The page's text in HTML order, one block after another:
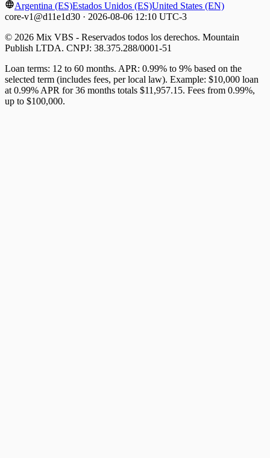
Argentina (ES)Estados Unidos (ES)United States (EN)
core-v1@d11e1d30 · 2026-08-06 12:10 UTC-3
© 2026 Mix VBS - Reservados todos los derechos. Mountain
Publish LTDA. CNPJ: 38.375.288/0001-51
Loan terms: 12 to 60 months. APR: 0.99% to 9% based on the
selected term (includes fees, per local law). Example: $10,000 loan
at 0.99% APR for 36 months totals $11,957.15. Fees from 0.99%,
up to $100,000.